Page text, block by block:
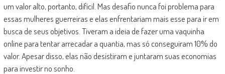
um valor alto, portanto, difícil. Mas desafio nunca foi problema para
essas mulheres guerreiras e elas enfrentariam mais esse para ir em
busca de seus objetivos. Tiveram a ideia de fazer uma vaquinha
online para tentar arrecadar a quantia, mas só conseguiram 10% do
valor. Apesar disso, elas não desistiram e juntaram suas economias
para investir no sonho.